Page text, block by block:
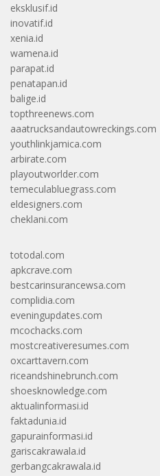
eksklusif.id
inovatif.id
xenia.id
wamena.id
parapat.id
penatapan.id
balige.id
topthreenews.com
aaatrucksandautowreckings.com
youthlinkjamica.com
arbirate.com
playoutworlder.com
temeculabluegrass.com
eldesigners.com
cheklani.com
totodal.com
apkcrave.com
bestcarinsurancewsa.com
complidia.com
eveningupdates.com
mcochacks.com
mostcreativeresumes.com
oxcarttavern.com
riceandshinebrunch.com
shoesknowledge.com
aktualinformasi.id
faktadunia.id
gapurainformasi.id
gariscakrawala.id
gerbangcakrawala.id